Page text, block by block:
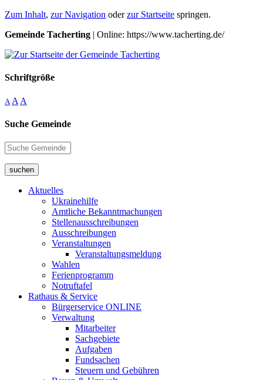
Zum Inhalt, zur Navigation oderzur Startseite springen.
Gemeinde Tacherting | Online: https://www.tacherting.de/
Schriftgröße
A A A
Suche Gemeinde
suchen
Aktuelles
Ukrainehilfe
Amtliche Bekanntmachungen
Stellenausschreibungen
Ausschreibungen
Veranstaltungen
Veranstaltungsmeldung
Wahlen
Ferienprogramm
Notruftafel
Rathaus & Service
Bürgerservice ONLINE
Verwaltung
Mitarbeiter
Sachgebiete
Aufgaben
Fundsachen
Steuern und Gebühren